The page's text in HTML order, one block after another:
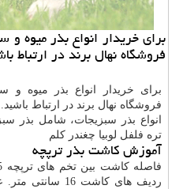
برای خریدار انواع بذر میوه و
فروشگاه نهال برند در ارتباط
برای خریدار انواع بذر میوه و
فروشگاه نهال برند در ارتباط
انواع بذر سبزیجات، شامل بذر
تره فلفل لوبیا چغندر کلم
آموزش کاشت بذر ترپچه